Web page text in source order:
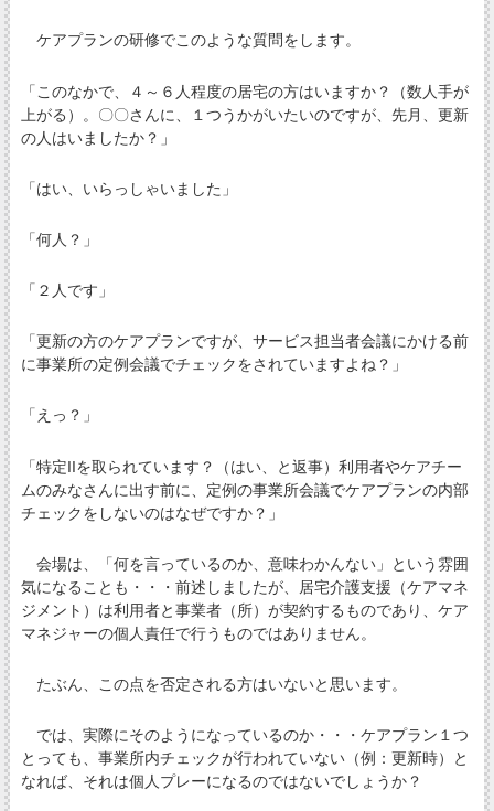
ケアプランの研修でこのような質問をします。
「このなかで、４～６人程度の居宅の方はいますか？（数人手が
上がる）。〇〇さんに、１つうかがいたいのですが、先月、更新
の人はいましたか？」
「はい、いらっしゃいました」
「何人？」
「２人です」
「更新の方のケアプランですが、サービス担当者会議にかける前
に事業所の定例会議でチェックをされていますよね？」
「えっ？」
「特定IIを取られています？（はい、と返事）利用者やケアチー
ムのみなさんに出す前に、定例の事業所会議でケアプランの内部
チェックをしないのはなぜですか？」
会場は、「何を言っているのか、意味わかんない」という雰囲
気になることも・・・前述しましたが、居宅介護支援（ケアマネ
ジメント）は利用者と事業者（所）が契約するものであり、ケア
マネジャーの個人責任で行うものではありません。
たぶん、この点を否定される方はいないと思います。
では、実際にそのようになっているのか・・・ケアプラン１つ
とっても、事業所内チェックが行われていない（例：更新時）と
なれば、それは個人プレーになるのではないでしょうか？